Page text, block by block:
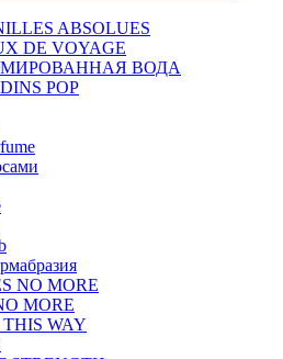
ABSOLUES
DE VOYAGE
ВОДА
POP
NO MORE
MORE
WAY